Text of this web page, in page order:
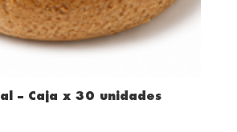
– Caja x 30 unidades